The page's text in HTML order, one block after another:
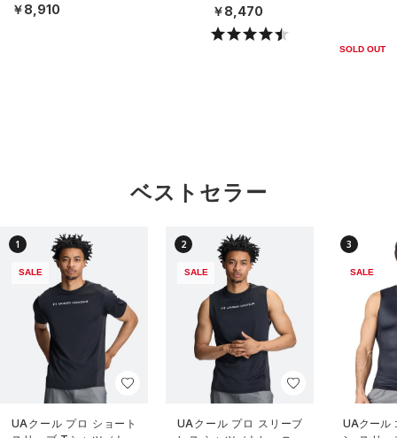
￥8,910
スボール/MEN）
￥8,470
SOLD OUT
ベストセラー
1
SALE
UAクール プロ ショート
2
SALE
UAクール プロ スリーブ
3
SALE
UAクール